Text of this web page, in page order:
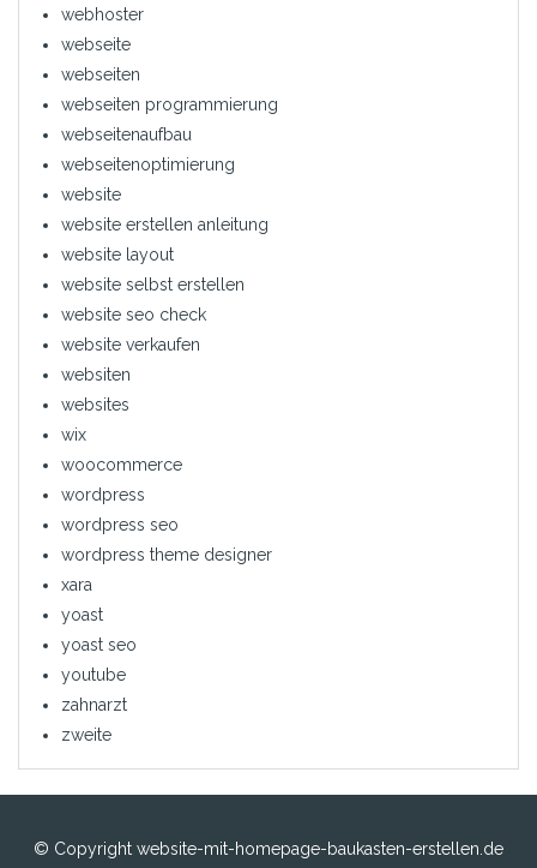
webhoster
webseite
webseiten
webseiten programmierung
webseitenaufbau
webseitenoptimierung
website
website erstellen anleitung
website layout
website selbst erstellen
website seo check
website verkaufen
websiten
websites
wix
woocommerce
wordpress
wordpress seo
wordpress theme designer
xara
yoast
yoast seo
youtube
zahnarzt
zweite
© Copyright website-mit-homepage-baukasten-erstellen.de